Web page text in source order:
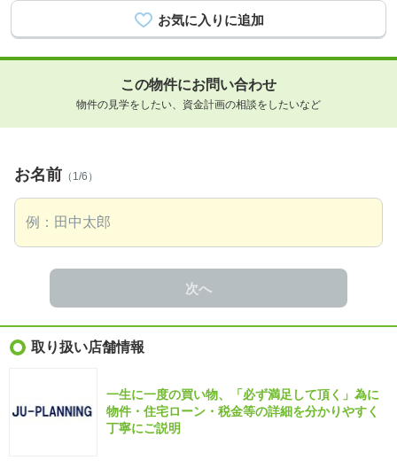
この物件にお問い合わせ
物件の見学をしたい、資金計画の相談をしたいなど
お名前 （1/6）
次へ
取り扱い店舗情報
一生に一度の買い物、「必ず満足して頂く」為に
物件・住宅ローン・税金等の詳細を分かりやすく
丁寧にご説明